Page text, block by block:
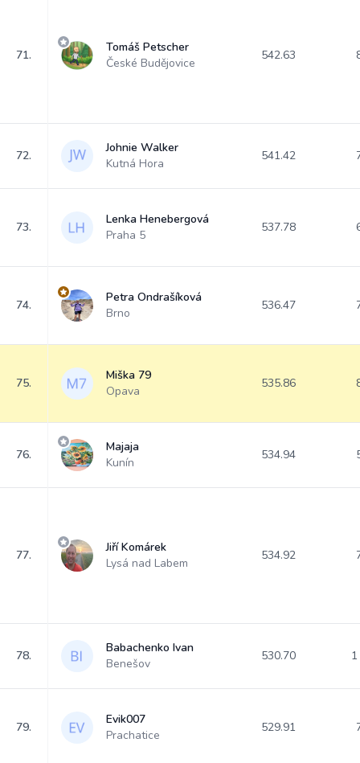
71.
Tomáš Petscher
České Budějovice
542.63
72.
Johnie Walker
Kutná Hora
541.42
73.
Lenka Henebergová
Praha 5
537.78
74.
Petra Ondrašíková
Brno
536.47
75.
Miška 79
Opava
535.86
76.
Majaja
Kunín
534.94
77.
Jiří Komárek
Lysá nad Labem
534.92
78.
Babachenko Ivan
Benešov
530.70
79.
Evik007
Prachatice
529.91